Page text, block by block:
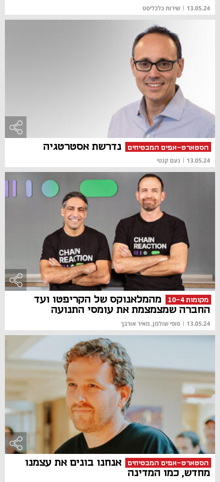
13.05.24
| שירות כלכליסט
הסטארט-אפים המבטיחים נדרשת אסטרטגיה
13.05.24
| נעם קנטי
מקומות 10-4
מהמלאנוקס של הקריפטו ועד
החברה שמצמצמת את עומסי התנועה
13.05.24
| סופי שולמן, מאיר אורבך
הסטארט-אפים המבטיחים
אנחנו בונים את עצמנו
מחדש, כמו המדינה